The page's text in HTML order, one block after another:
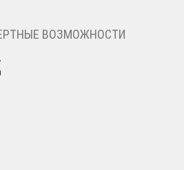
ВОЗМОЖНОСТИ